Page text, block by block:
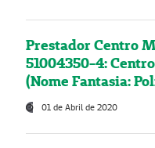
Prestador Centro
51004350-4:
(Nome Fantasia:
01 de Abril de 2020